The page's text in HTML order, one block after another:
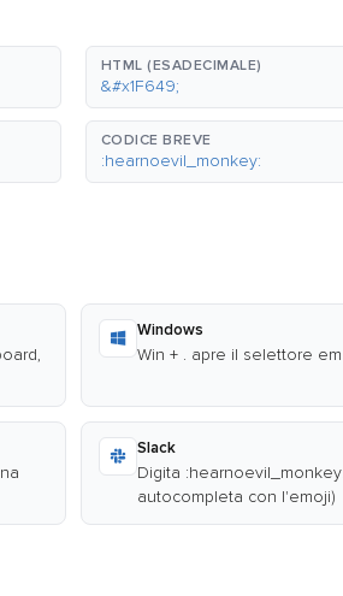
HTML (ESADECIMALE)
&#x1F649;
CODICE BREVE
:hearnoevil_monkey:
Windows
Win + . apre il selettore
Slack
Digita
autocompleta con l'emoji)